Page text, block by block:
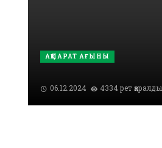
АҚПАРАТ АҒЫНЫ
06.12.2024 4334 рет қаралды